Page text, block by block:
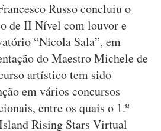
Russo concluiu o
de II Nível com louvor e
“Nicola Sala”, em
do Maestro Michele de
artístico tem sido
em vários concursos
entre os quais o 1.º
Rising Stars Virtual